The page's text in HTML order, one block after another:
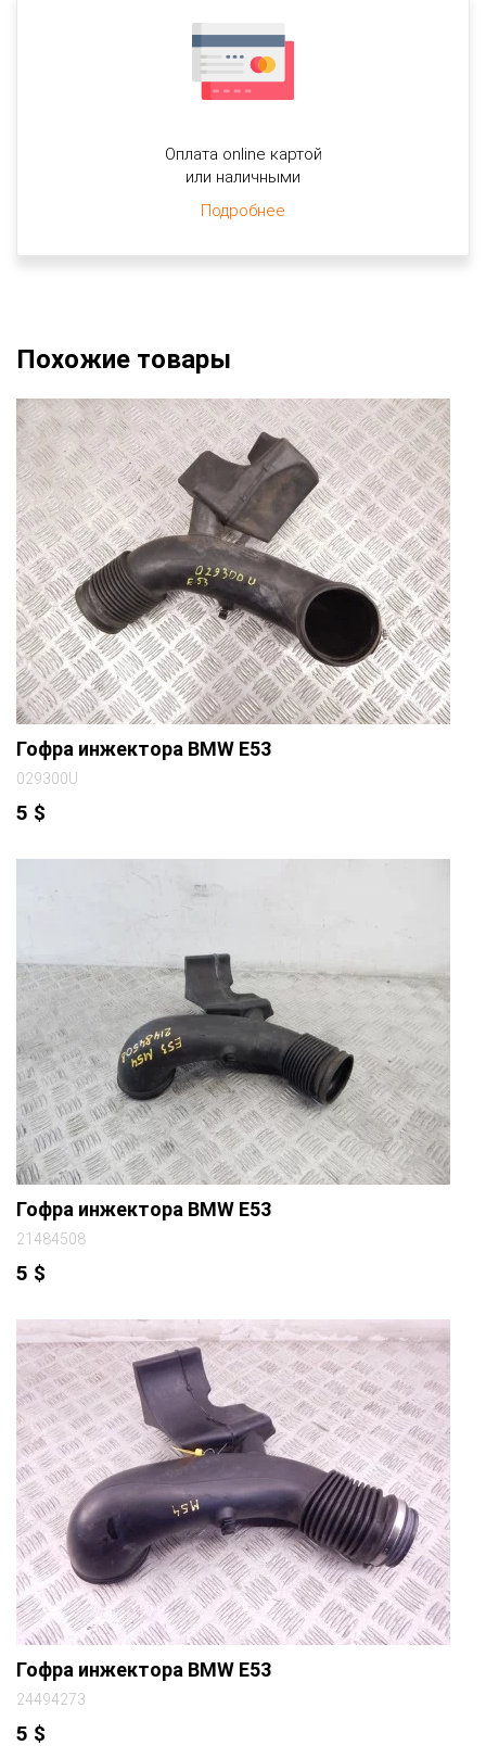
Оплата online картой
или наличными
Подробнее
Похожие товары
Гофра инжектора BMW E53
029300U
5 $
Гофра инжектора BMW E53
21484508
5 $
Гофра инжектора BMW E53
24494273
5 $